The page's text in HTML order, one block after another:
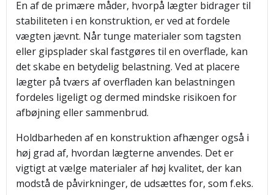
En af de primære måder, hvorpå lægter bidrager til
stabiliteten i en konstruktion, er ved at fordele
vægten jævnt. Når tunge materialer som tagsten
eller gipsplader skal fastgøres til en overflade, kan
det skabe en betydelig belastning. Ved at placere
lægter på tværs af overfladen kan belastningen
fordeles ligeligt og dermed mindske risikoen for
afbøjning eller sammenbrud.
Holdbarheden af en konstruktion afhænger også i
høj grad af, hvordan lægterne anvendes. Det er
vigtigt at vælge materialer af høj kvalitet, der kan
modstå de påvirkninger, de udsættes for, som f.eks.